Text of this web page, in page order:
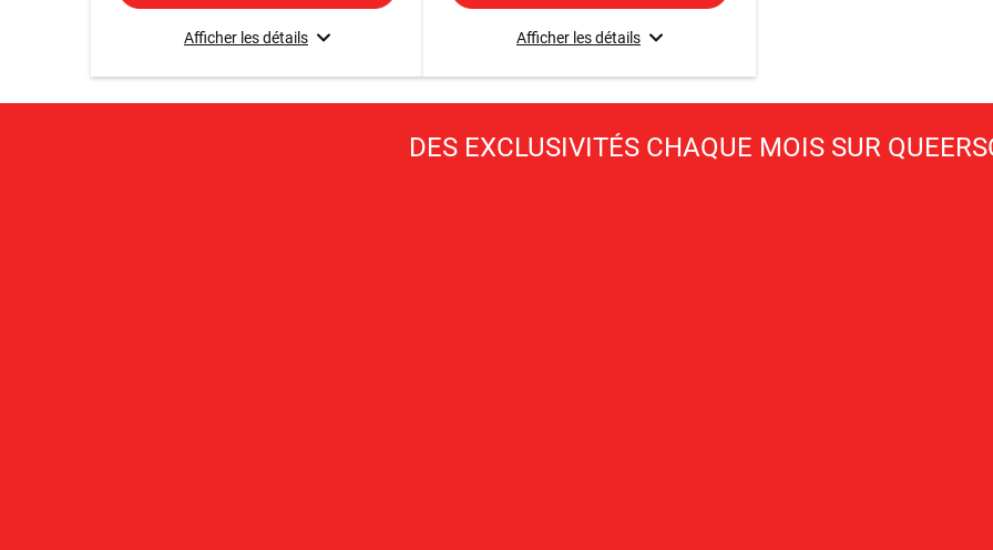
Afficher les détails Afficher les détails
DES EXCLUSIVITÉS CHAQUE MOIS SUR